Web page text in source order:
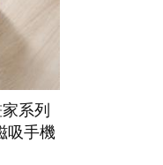
系列
吸手機